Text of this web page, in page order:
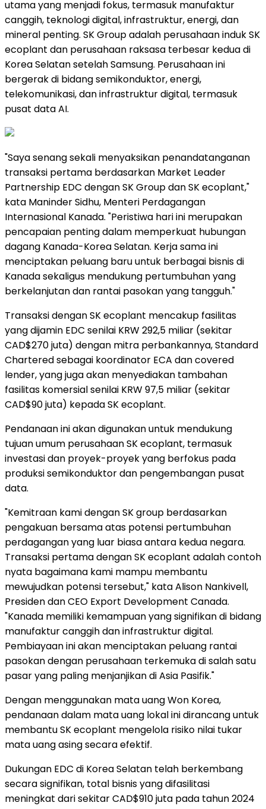
utama yang menjadi fokus, termasuk manufaktur
canggih, teknologi digital, infrastruktur, energi, dan
mineral penting. SK Group adalah perusahaan induk SK
ecoplant dan perusahaan raksasa terbesar kedua di
Korea Selatan setelah Samsung. Perusahaan ini
bergerak di bidang semikonduktor, energi,
telekomunikasi, dan infrastruktur digital, termasuk
pusat data AI.
"Saya senang sekali menyaksikan penandatanganan
transaksi pertama berdasarkan Market Leader
Partnership EDC dengan SK Group dan SK ecoplant,"
kata Maninder Sidhu, Menteri Perdagangan
Internasional Kanada. "Peristiwa hari ini merupakan
pencapaian penting dalam memperkuat hubungan
dagang Kanada-Korea Selatan. Kerja sama ini
menciptakan peluang baru untuk berbagai bisnis di
Kanada sekaligus mendukung pertumbuhan yang
berkelanjutan dan rantai pasokan yang tangguh."
Transaksi dengan SK ecoplant mencakup fasilitas
yang dijamin EDC senilai KRW 292,5 miliar (sekitar
CAD$270 juta) dengan mitra perbankannya, Standard
Chartered sebagai koordinator ECA dan covered
lender, yang juga akan menyediakan tambahan
fasilitas komersial senilai KRW 97,5 miliar (sekitar
CAD$90 juta) kepada SK ecoplant.
Pendanaan ini akan digunakan untuk mendukung
tujuan umum perusahaan SK ecoplant, termasuk
investasi dan proyek-proyek yang berfokus pada
produksi semikonduktor dan pengembangan pusat
data.
"Kemitraan kami dengan SK group berdasarkan
pengakuan bersama atas potensi pertumbuhan
perdagangan yang luar biasa antara kedua negara.
Transaksi pertama dengan SK ecoplant adalah contoh
nyata bagaimana kami mampu membantu
mewujudkan potensi tersebut," kata Alison Nankivell,
Presiden dan CEO Export Development Canada.
"Kanada memiliki kemampuan yang signifikan di bidang
manufaktur canggih dan infrastruktur digital.
Pembiayaan ini akan menciptakan peluang rantai
pasokan dengan perusahaan terkemuka di salah satu
pasar yang paling menjanjikan di Asia Pasifik."
Dengan menggunakan mata uang Won Korea,
pendanaan dalam mata uang lokal ini dirancang untuk
membantu SK ecoplant mengelola risiko nilai tukar
mata uang asing secara efektif.
Dukungan EDC di Korea Selatan telah berkembang
secara signifikan, total bisnis yang difasilitasi
meningkat dari sekitar CAD$910 juta pada tahun 2024